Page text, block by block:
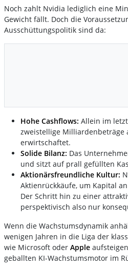
Noch zahlt Nvidia lediglich eine
Gewicht fällt. Doch die
Ausschüttungspolitik sind da:
Hohe Cashflows: Allein im
zweistellige Milliardenbeträge
erwirtschaftet.
Solide Bilanz: Das
und sitzt auf prall gefüllten
Aktionärsfreundliche Kultur:
Aktienrückkäufe, um Kapital
Der Schritt hin zu einer
perspektivisch also nur
Wenn die Wachstumsdynamik
wenigen Jahren in die Liga der
wie Microsoft oder Apple
geballten KI-Wachstumsmotor im